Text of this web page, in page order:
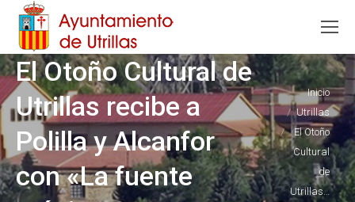
El Otoño Cultural de
Utrillas recibe a
Polilla y Alcanfor
con «La fuente
Estás aquí:
Inicio
Utrillas
El Otoño
Cultural
de
Utrillas…